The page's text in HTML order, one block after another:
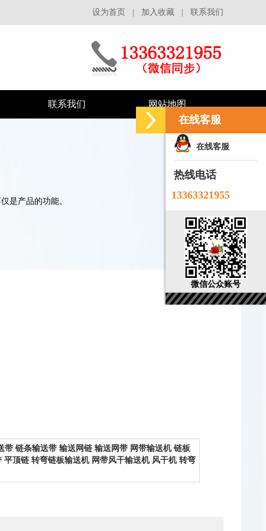
设为首页 加入收藏 联系我们
联系我们 网站地图
是产品的功能。
带 链条输送带 输送网链 输送网带 网带输送机 链板
平顶链 转弯链板输送机 网带风干输送机 风干机 转弯
在线客服
在线客服
热线电话
13363321955
微信公众账号